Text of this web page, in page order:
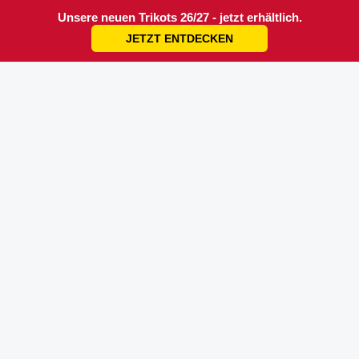
Unsere neuen Trikots 26/27 - jetzt erhältlich.
JETZT ENTDECKEN